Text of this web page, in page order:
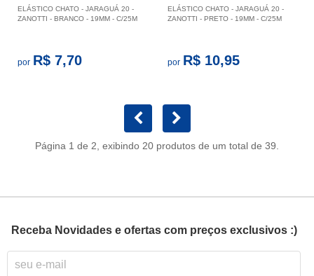
ELÁSTICO CHATO - JARAGUÁ 20 -
ZANOTTI - BRANCO - 19MM - C/25M
por R$ 7,70
ELÁSTICO CHATO - JARAGUÁ 20 -
ZANOTTI - PRETO - 19MM - C/25M
por R$ 10,95
Página 1 de 2, exibindo 20 produtos de um total de 39.
Receba Novidades e ofertas com preços exclusivos :)